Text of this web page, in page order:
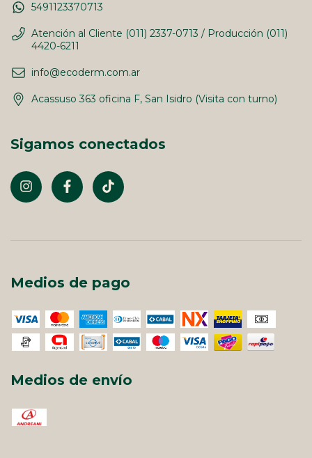
5491123370713
Atención al Cliente (011) 2337-0713 / Producción (011)
4420-6211
info@ecoderm.com.ar
Acassuso 363 oficina F, San Isidro (Visita con turno)
Sigamos conectados
Medios de pago
Medios de envío